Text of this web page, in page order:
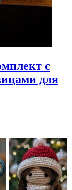
с
для